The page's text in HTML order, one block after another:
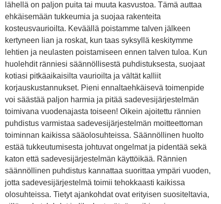
lähellä on paljon puita tai muuta kasvustoa. Tämä auttaa
ehkäisemään tukkeumia ja suojaa rakenteita
kosteusvaurioilta. Keväällä poistamme talven jälkeen
kertyneen lian ja roskat, kun taas syksyllä keskitymme
lehtien ja neulasten poistamiseen ennen talven tuloa. Kun
huolehdit ränniesi säännöllisestä puhdistuksesta, suojaat
kotiasi pitkäaikaisilta vaurioilta ja vältät kalliit
korjauskustannukset. Pieni ennaltaehkäisevä toimenpide
voi säästää paljon harmia ja pitää sadevesijärjestelmän
toimivana vuodenajasta toiseen! Oikein ajoitettu rännien
puhdistus varmistaa sadevesijärjestelmän moitteettoman
toiminnan kaikissa sääolosuhteissa. Säännöllinen huolto
estää tukkeutumisesta johtuvat ongelmat ja pidentää sekä
katon että sadevesijärjestelmän käyttöikää. Rännien
säännöllinen puhdistus kannattaa suorittaa ympäri vuoden,
jotta sadevesijärjestelmä toimii tehokkaasti kaikissa
olosuhteissa. Tietyt ajankohdat ovat erityisen suositeltavia,